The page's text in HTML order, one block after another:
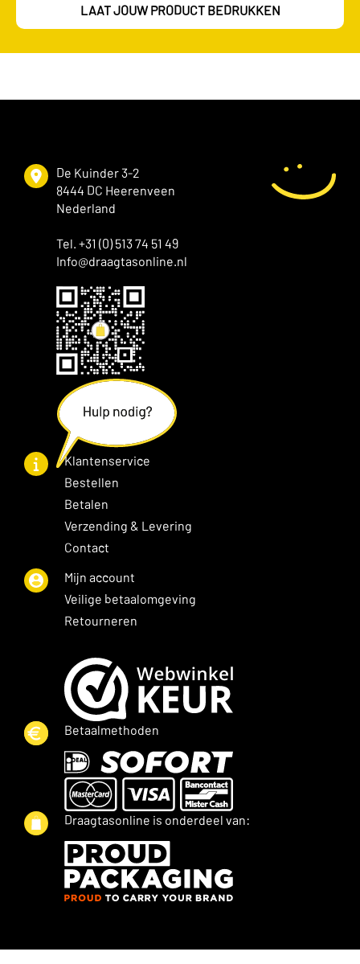
LAAT JOUW PRODUCT BEDRUKKEN
De Kuinder 3-2
8444 DC Heerenveen
Nederland
Tel. +31 (0) 513 74 51 49
Info@draagtasonline.nl
Klantenservice
Bestellen
Betalen
Verzending & Levering
Contact
Mijn account
Veilige betaalomgeving
Retourneren
Betaalmethoden
Draagtasonline is onderdeel van: